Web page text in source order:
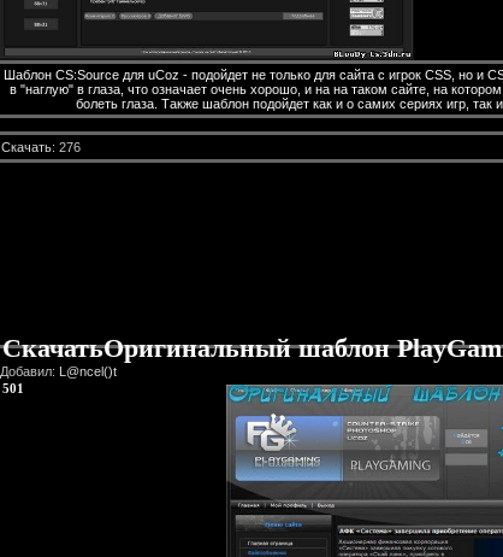
Шаблон CS:Source для uCoz - подойдет не только для сайта с игрок CSS, но и
в "наглую" в глаза, что означает очень хорошо, и на на таком сайте, на
болеть глаза. Также шаблон подойдет как и о самих сериях игр, так
Скачать: 276
СкачатьОригинальный шаблон
501
Добавил: L@ncel()t